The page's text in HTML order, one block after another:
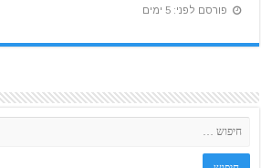
פורסם לפני: 5 ימים